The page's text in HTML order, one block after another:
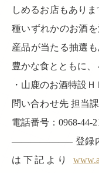
しめるお店もあり
種いずれかのお酒
産品が当たる抽選
豊かな食とともに、
・山鹿のお酒特設Ｈ
問い合わせ先 担当
電話番号：0968-44-
——————– 登録内
は下記より